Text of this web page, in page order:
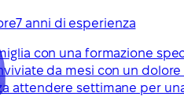
7 anni di esperienza
con una formazione
da mesi con un
attendere settimane per